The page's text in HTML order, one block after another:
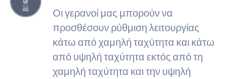
Οι γερανοί μας μπορούν να
προσθέσουν ρύθμιση λειτουργίας
κάτω από χαμηλή ταχύτητα και κάτω
από υψηλή ταχύτητα εκτός από τη
χαμηλή ταχύτητα και την υψηλή